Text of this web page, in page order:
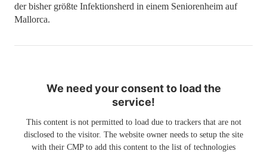
der bisher größte Infektionsherd in einem Seniorenheim auf
Mallorca.
We need your consent to load the
service!
This content is not permitted to load due to trackers that are not
disclosed to the visitor. The website owner needs to setup the site
with their CMP to add this content to the list of technologies